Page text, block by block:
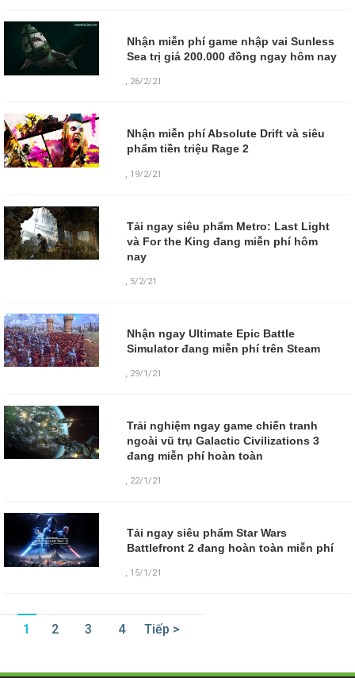
Nhận miễn phí game nhập vai Sunless
Sea trị giá 200.000 đồng ngay hôm nay
, 26/2/21
Nhận miễn phí Absolute Drift và siêu
phẩm tiền triệu Rage 2
19/2/21
Tải ngay siêu phẩm Metro: Last Light
và For the King đang miễn phí hôm
nay
, 5/2/21
Nhận ngay Ultimate Epic Battle
Simulator đang miễn phí trên Steam
, 29/1/21
Trải nghiệm ngay game chiến tranh
ngoài vũ trụ Galactic Civilizations 3
đang miễn phí hoàn toàn
, 22/1/21
Tải ngay siêu phẩm Star Wars
Battlefront 2 đang hoàn toàn miễn phí
, 15/1/21
1 2 3 4 Tiếp >